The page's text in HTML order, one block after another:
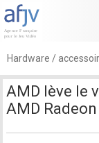
Hardware /
AMD lève le
AMD